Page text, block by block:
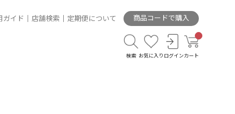
ガイド 店舗検索 定期便について 商品コードで購入
検索 お気に入り ログイン カート